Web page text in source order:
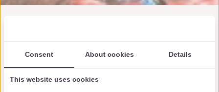
Consent About cookies Details
This website uses cookies
Smockelaer
Smockelaer! Een kookworkshop is niet alleen erg gezellig